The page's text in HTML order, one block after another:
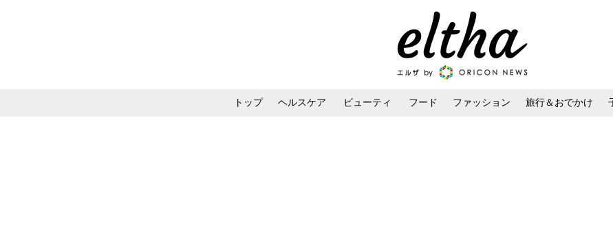
トップ ヘルスケア ビューティ フード ファッション 旅行＆おでかけ